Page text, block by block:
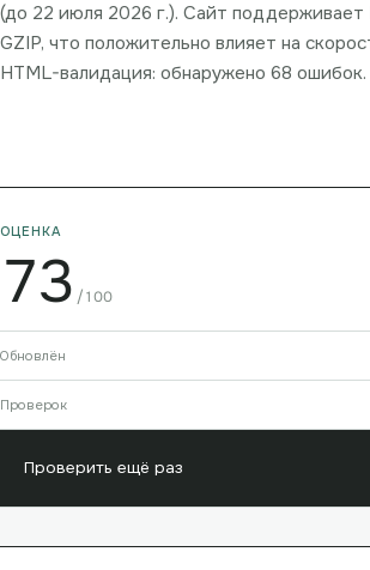
(до 22 июля 2026 г.). Сайт
GZIP, что положительно влияет на
HTML-валидация: обнаружено 68 ошибок.
ОЦЕНКА
73 /100
Обновлён
Проверок
Проверить ещё раз